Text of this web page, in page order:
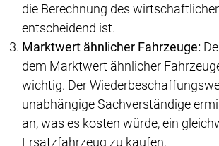
die Berechnung des
entscheidend ist.
Marktwert ähnlicher Fahrzeuge:
dem Marktwert ähnlicher
wichtig. Der
unabhängige Sachverständige
an, was es kosten würde, ein
Ersatzfahrzeug zu kaufen.